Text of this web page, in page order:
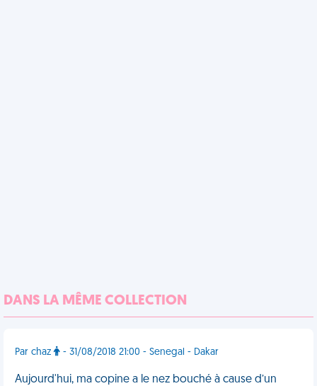
DANS LA MÊME COLLECTION
Par chaz - 31/08/2018 21:00 - Senegal - Dakar
Aujourd'hui, ma copine a le nez bouché à cause d’un